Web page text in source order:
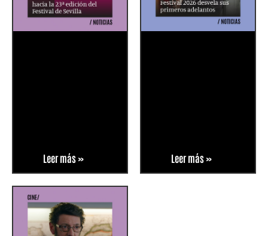
Leer más » Leer más »